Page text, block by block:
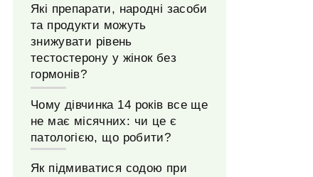
Які препарати, народні засоби
та продукти можуть
знижувати рівень
тестостерону у жінок без
гормонів?
Чому дівчинка 14 років все ще
не має місячних: чи це є
патологією, що робити?
Як підмиватися содою при